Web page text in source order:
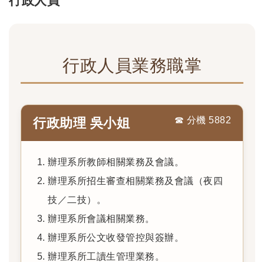
行政人員業務職掌
行政助理 吳小姐 ☎ 分機 5882
辦理系所教師相關業務及會議。
辦理系所招生審查相關業務及會議（夜四
技／二技）。
辦理系所會議相關業務。
辦理系所公文收發管控與簽辦。
辦理系所工讀生管理業務。